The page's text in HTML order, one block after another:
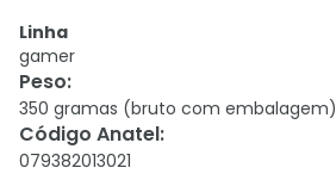
Linha
gamer
Peso:
350 gramas (bruto com embalagem)
Código Anatel:
079382013021